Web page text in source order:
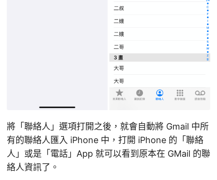
將「聯絡人」選項打開之後，就會自動將 Gmail 中所
有的聯絡人匯入 iPhone 中，打開 iPhone 的「聯絡
人」或是「電話」App 就可以看到原本在 GMail 的聯
絡人資訊了。